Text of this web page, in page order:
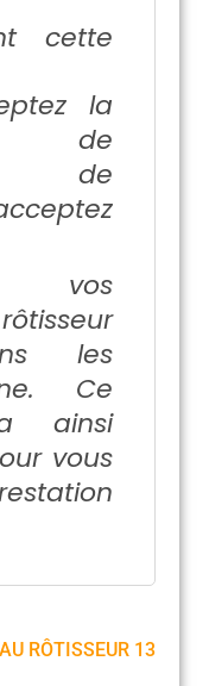
cette
la
de
vos
les
Ce
ainsi
vous